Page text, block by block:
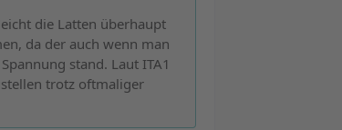
die Latten überhaupt
da der auch wenn man
stand. Laut ITA1
trotz oftmaliger